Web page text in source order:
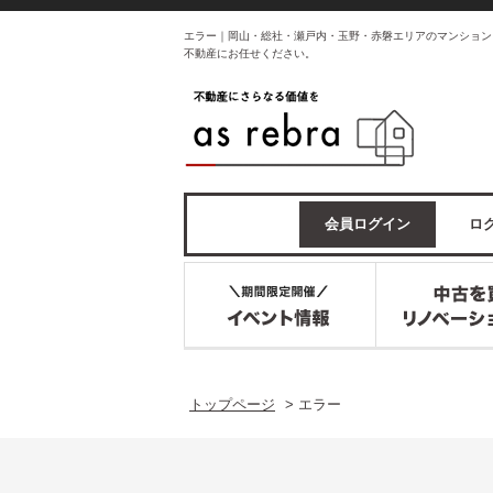
エラー｜岡山・総社・瀬戸内・玉野・赤磐エリアのマンショ
不動産にお任せください。
会員ログイン ロ
トップページ > エラー